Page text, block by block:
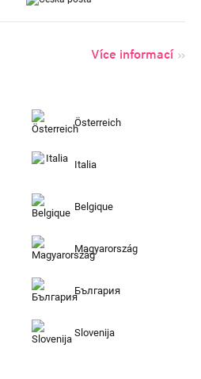
Více informací
Österreich
Italia
Belgique
Magyarország
България
Slovenija